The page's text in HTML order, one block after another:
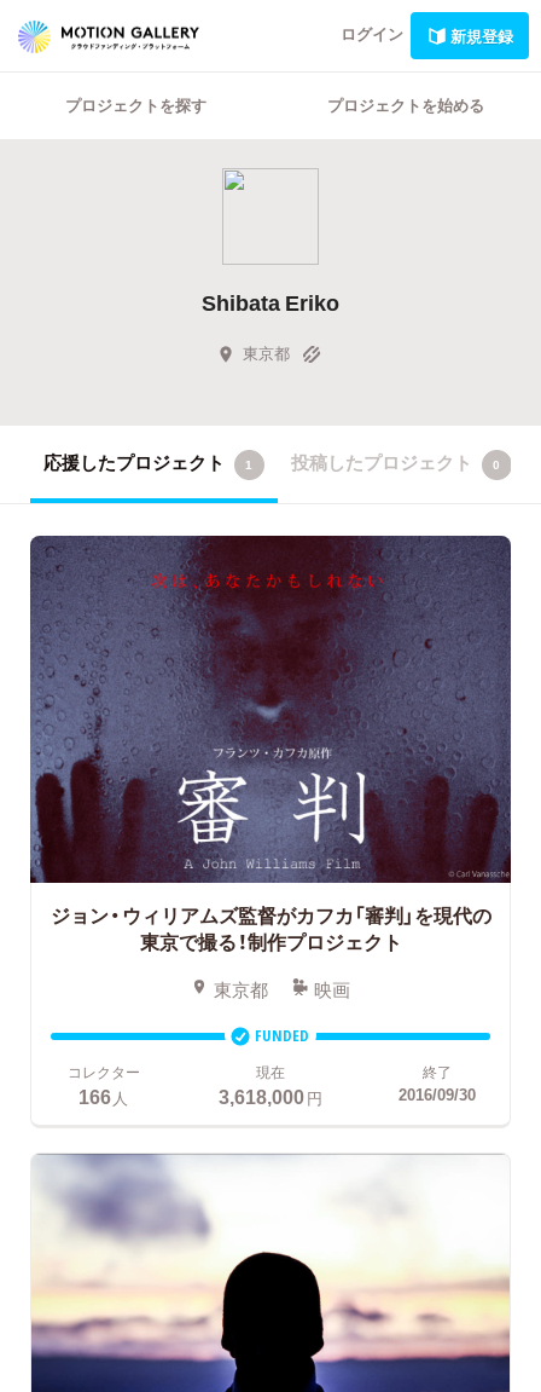
ログイン 新規登録
プロジェクトを探す プロジェクトを始める
Shibata Eriko
東京都
応援したプロジェクト 1 投稿したプロジェクト 0
ジョン・ウィリアムズ監督がカフカ「審判」を現代の
東京で撮る！制作プロジェクト
東京都 映画
FUNDED
コレクター
166 人
現在
3,618,000円
終了
2016/09/30